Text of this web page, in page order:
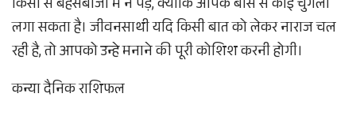
किसी से बहसबाजी में न पड़े, क्योंकि आपके बॉस से कोई चुगली
लगा सकता है। जीवनसाथी यदि किसी बात को लेकर नाराज चल
रही है, तो आपको उन्हे मनाने की पूरी कोशिश करनी होगी।
कन्या दैनिक राशिफल